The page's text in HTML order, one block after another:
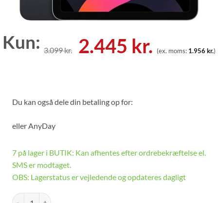
Kun: 3.099kr.
Den
var:
2.445 kr.Den
(ex. moms: 1.956 kr.)
Du kan også dele din betaling op for:
eller AnyDay
7 på lager i BUTIK: Kan afhentes efter ordrebekræftelse el.
SMS er modtaget.
OBS: Lagerstatus er vejledende og opdateres dagligt
Apple iPad Air 4 - 10,9" - Wi-Fi Cellular/4G LTE - 64GB - Space